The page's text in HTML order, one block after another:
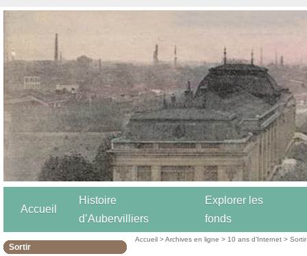
Accueil
Histoire
d’Aubervilliers
Explorer les
fonds
Sortir
Accueil >Archives en ligne > 10 ans d’Internet >Sortir